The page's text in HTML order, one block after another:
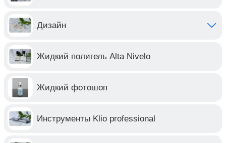
Дизайн
Жидкий полигель Alta Nivelo
Жидкий фотошоп
Инструменты Klio professional